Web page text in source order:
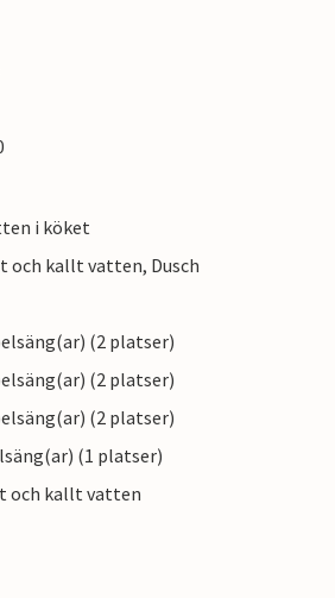
i köket
och kallt vatten, Dusch
(2 platser)
(2 platser)
(2 platser)
(1 platser)
och kallt vatten